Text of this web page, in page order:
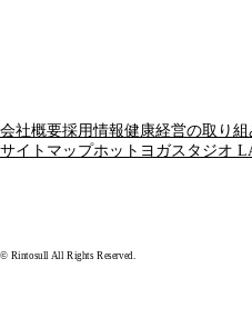
会社概要採用情報健康経営の取り組
サイトマップホットヨガスタジオ
© Rintosull All Rights Reserved.